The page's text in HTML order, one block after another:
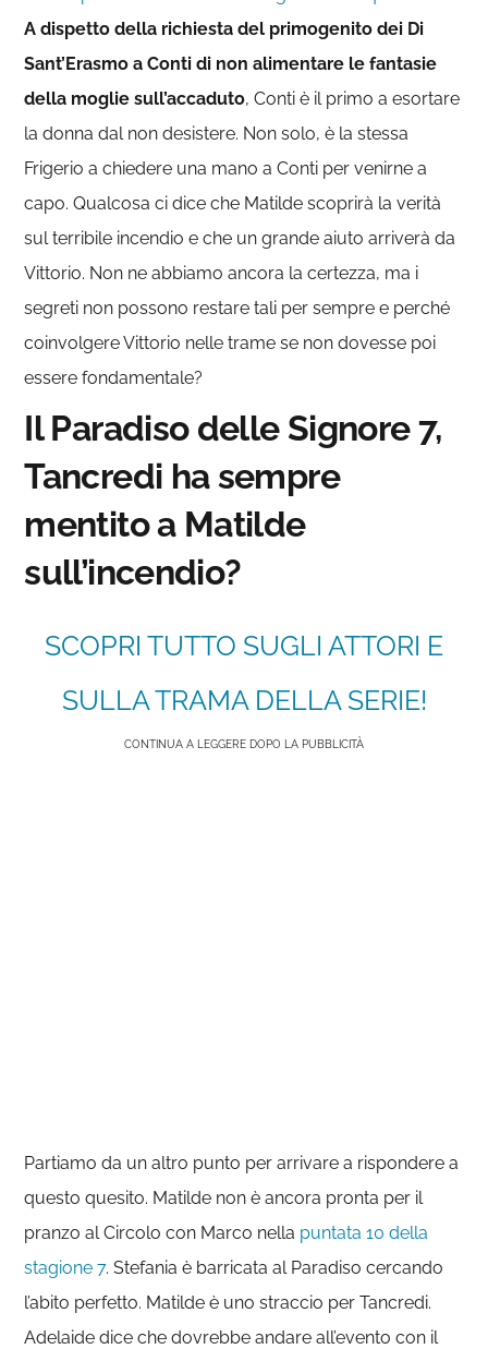
A dispetto della richiesta del primogenito dei Di
Sant’Erasmo a Conti di non alimentare le fantasie
della moglie sull’accaduto, Conti è il primo a esortare
la donna dal non desistere. Non solo, è la stessa
Frigerio a chiedere una mano a Conti per venirne a
capo. Qualcosa ci dice che Matilde scoprirà la verità
sul terribile incendio e che un grande aiuto arriverà da
Vittorio. Non ne abbiamo ancora la certezza, ma i
segreti non possono restare tali per sempre e perché
coinvolgere Vittorio nelle trame se non dovesse poi
essere fondamentale?
Il Paradiso delle Signore 7,
Tancredi ha sempre
mentito a Matilde
sull’incendio?
SCOPRI TUTTO SUGLI ATTORI E
SULLA TRAMA DELLA SERIE!
CONTINUA A LEGGERE DOPO LA PUBBLICITÀ
Partiamo da un altro punto per arrivare a rispondere a
questo quesito. Matilde non è ancora pronta per il
pranzo al Circolo con Marco nella puntata 10 della
stagione 7. Stefania è barricata al Paradiso cercando
l’abito perfetto. Matilde è uno straccio per Tancredi.
Adelaide dice che dovrebbe andare all’evento con il